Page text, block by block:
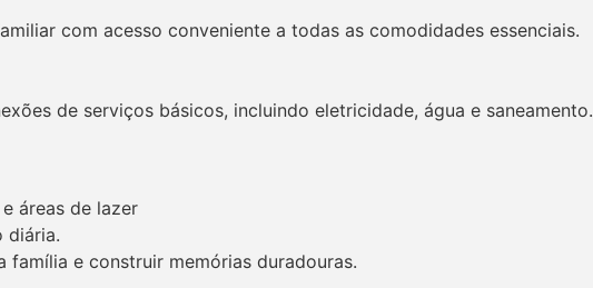
com acesso conveniente a todas as comodidades essenciais.
de serviços básicos, incluindo eletricidade, água e saneamento.
áreas de lazer
diária.
família e construir memórias duradouras.